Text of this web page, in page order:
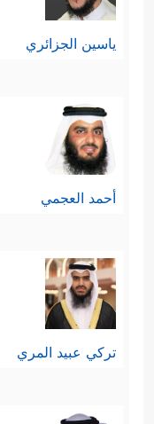
ياسين الجزائري
أحمد العجمي
تركي عبيد المري